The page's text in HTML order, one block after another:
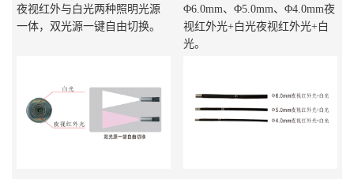
夜视红外与白光两种照明光源
一体，双光源一键自由切换。
Φ6.0mm、Φ5.0mm、Φ4.0mm夜
视红外光+白光夜视红外光+白
光。